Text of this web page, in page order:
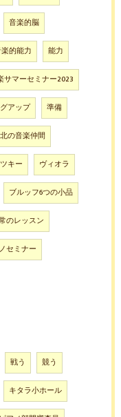
音楽的脳
的能力 能力
サマーセミナー2023
アップ 準備
北の音楽仲間
キー ヴィオラ
ブルッフ6つの小品
のレッスン
セミナー
戦う 競う
キタラ小ホール